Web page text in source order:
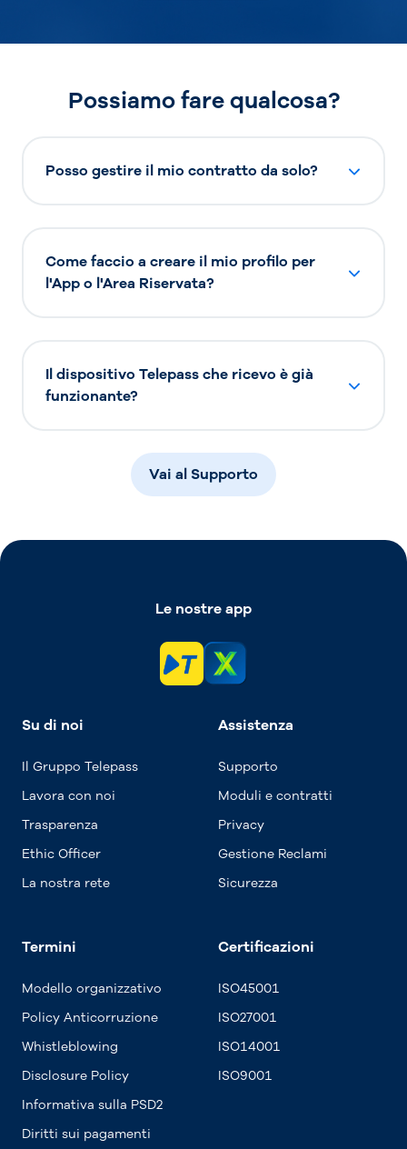
Possiamo fare qualcosa?
Posso gestire il mio contratto da solo?
Come faccio a creare il mio profilo per
l'App o l'Area Riservata?
Il dispositivo Telepass che ricevo è già
funzionante?
Vai al Supporto
Le nostre app
Su di noi
Il Gruppo Telepass
Lavora con noi
Trasparenza
Ethic Officer
La nostra rete
Assistenza
Supporto
Moduli e contratti
Privacy
Gestione Reclami
Sicurezza
Termini
Modello organizzativo
Policy Anticorruzione
Whistleblowing
Disclosure Policy
Informativa sulla PSD2
Diritti sui pagamenti
Certificazioni
ISO45001
ISO27001
ISO14001
ISO9001